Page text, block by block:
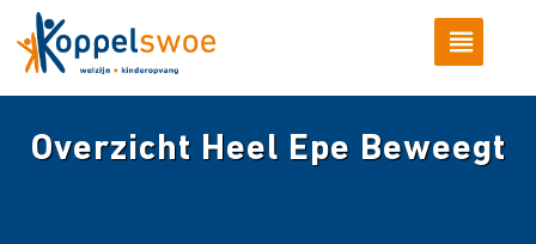
Overzicht Heel Epe Beweegt